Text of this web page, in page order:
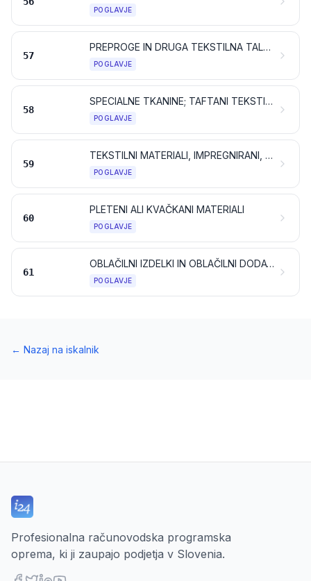
POGLAVJE
57
PREPROGE IN DRUGA TEKSTILNA TALNA PREKRIVALA
POGLAVJE
58
SPECIALNE TKANINE; TAFTANI TEKSTILNI MATERIALI; ČIPKE; TAPISERIJE; POZAMENTERIJA; VEZENINE
POGLAVJE
59
TEKSTILNI MATERIALI, IMPREGNIRANI, PREMAZANI, PREVLEČENI, PREKRITI ALI LAMINIRANI; TEKSTILNI IZDELKI, PRIMERNI ZA TEHNIČNE NAMENE
POGLAVJE
60
PLETENI ALI KVAČKANI MATERIALI
POGLAVJE
61
OBLAČILNI IZDELKI IN OBLAČILNI DODATKI, PLETENI ALI KVAČKANI
POGLAVJE
← Nazaj na iskalnik
Profesionalna računovodska programska
oprema, ki ji zaupajo podjetja v Slovenia.